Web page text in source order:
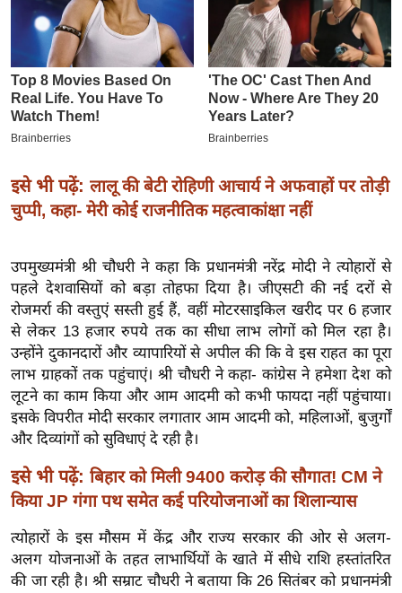
-
प
र
मि
सा
ल
बे
सा
ल
श
ख्सि
य
त
यं
ग
डि
या
सा
हि
त्य
इसे भी पढ़ें: लालू की बेटी रोहिणी आचार्य ने अफवाहों पर तोड़ी
चुप्पी, कहा- मेरी कोई राजनीतिक महत्वाकांक्षा नहीं
उपमुख्यमंत्री श्री चौधरी ने कहा कि प्रधानमंत्री नरेंद्र मोदी ने त्योहारों से
पहले देशवासियों को बड़ा तोहफा दिया है। जीएसटी की नई दरों से
रोजमर्रा की वस्तुएं सस्ती हुई हैं, वहीं मोटरसाइकिल खरीद पर 6 हजार
से लेकर 13 हजार रुपये तक का सीधा लाभ लोगों को मिल रहा है।
उन्होंने दुकानदारों और व्यापारियों से अपील की कि वे इस राहत का पूरा
लाभ ग्राहकों तक पहुंचाएं। श्री चौधरी ने कहा- कांग्रेस ने हमेशा देश को
लूटने का काम किया और आम आदमी को कभी फायदा नहीं पहुंचाया।
इसके विपरीत मोदी सरकार लगातार आम आदमी को, महिलाओं, बुजुर्गों
और दिव्यांगों को सुविधाएं दे रही है।
इसे भी पढ़ें: बिहार को मिली 9400 करोड़ की सौगात! CM ने
किया JP गंगा पथ समेत कई परियोजनाओं का शिलान्यास
त्योहारों के इस मौसम में केंद्र और राज्य सरकार की ओर से अलग-
अलग योजनाओं के तहत लाभार्थियों के खाते में सीधे राशि हस्तांतरित
की जा रही है। श्री सम्राट चौधरी ने बताया कि 26 सितंबर को प्रधानमंत्री